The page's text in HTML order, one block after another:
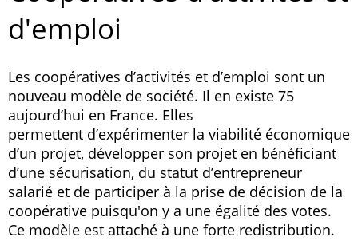
d'emploi
Les coopératives d’activités et d’emploi sont un
nouveau modèle de société. Il en existe 75
aujourd’hui en France. Elles
permettent d’expérimenter la viabilité économique
d’un projet, développer son projet en bénéficiant
d’une sécurisation, du statut d’entrepreneur
salarié et de participer à la prise de décision de la
coopérative puisqu'on y a une égalité des votes.
Ce modèle est attaché à une forte redistribution.